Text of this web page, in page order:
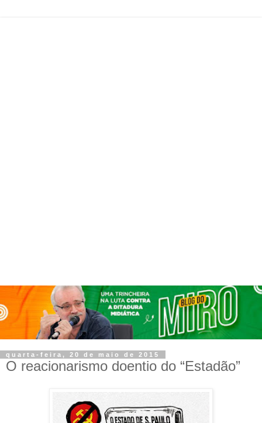
quarta-feira, 20 de maio de 2015
O reacionarismo doentio do “Estadão”